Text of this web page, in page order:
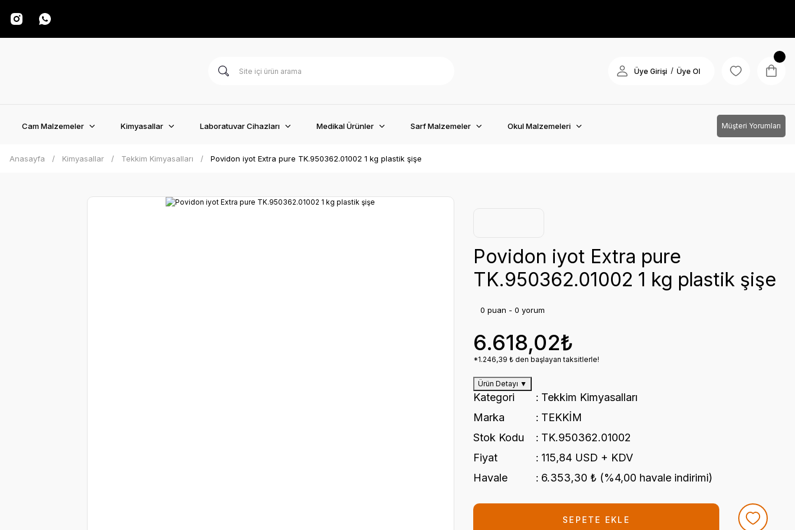
Üye Girişi / Üye Ol
Cam Malzemeler Kimyasallar Laboratuvar Cihazları Medikal Ürünler Sarf Malzemeler Okul Malzemeleri Müşteri Yorumları
Anasayfa Kimyasallar Tekkim Kimyasalları Povidon iyot Extra pure TK.950362.01002 1 kg plastik şişe
Povidon iyot Extra pure
TK.950362.01002 1 kg plastik şişe
0 puan - 0 yorum
6.618,02₺
*1.246,39 ₺ den başlayan taksitlerle!
Ürün Detayı ▼
Kategori
Tekkim Kimyasalları
Marka
TEKKİM
Stok Kodu
TK.950362.01002
Fiyat
115,84 USD + KDV
Havale
6.353,30 ₺ (%4,00 havale indirimi)
SEPETE EKLE